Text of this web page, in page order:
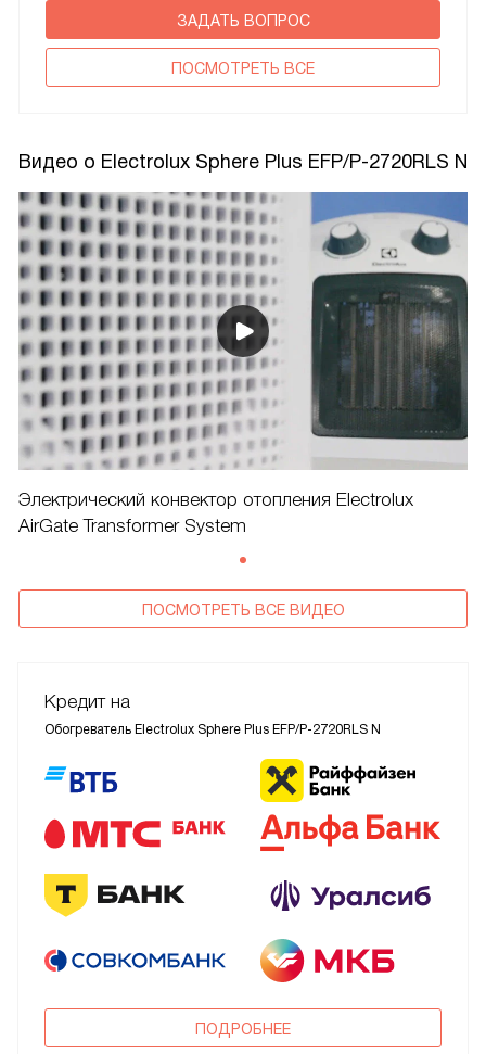
ЗАДАТЬ ВОПРОС
ПОCМОТРЕТЬ ВСЕ
Видео о Electrolux Sphere Plus EFP/P-2720RLS N
Электрический конвектор отопления Electrolux
AirGate Transformer System
ПОСМОТРЕТЬ ВСЕ ВИДЕО
Кредит на
Обогреватель Electrolux Sphere Plus EFP/P-2720RLS N
ПОДРОБНЕЕ